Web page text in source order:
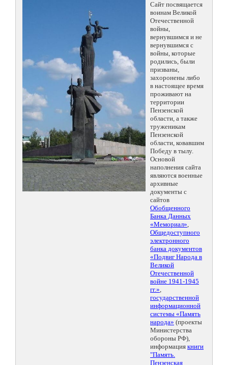
Сайт посвящается
воинам Великой
Отечественной
войны,
вернувшимся и не
вернувшимся с
войны, которые
родились, были
призваны,
захоронены либо
в настоящее время
проживают на
территории
Пензенской
области, а также
труженикам
Пензенской
области, ковавшим
Победу в тылу.
Основой
наполнения сайта
являются военные
архивные
документы с
сайтов
Обобщенного
Банка Данных
«Мемориал»,
Общедоступного
электронного
банка документов
«Подвиг Народа в
Великой
Отечественной
войне 1941-1945
гг.»,
государственной
информационной
системы «Память
народа» (проекты
Министерства
обороны РФ),
информация книги
"Память.
Пензенская